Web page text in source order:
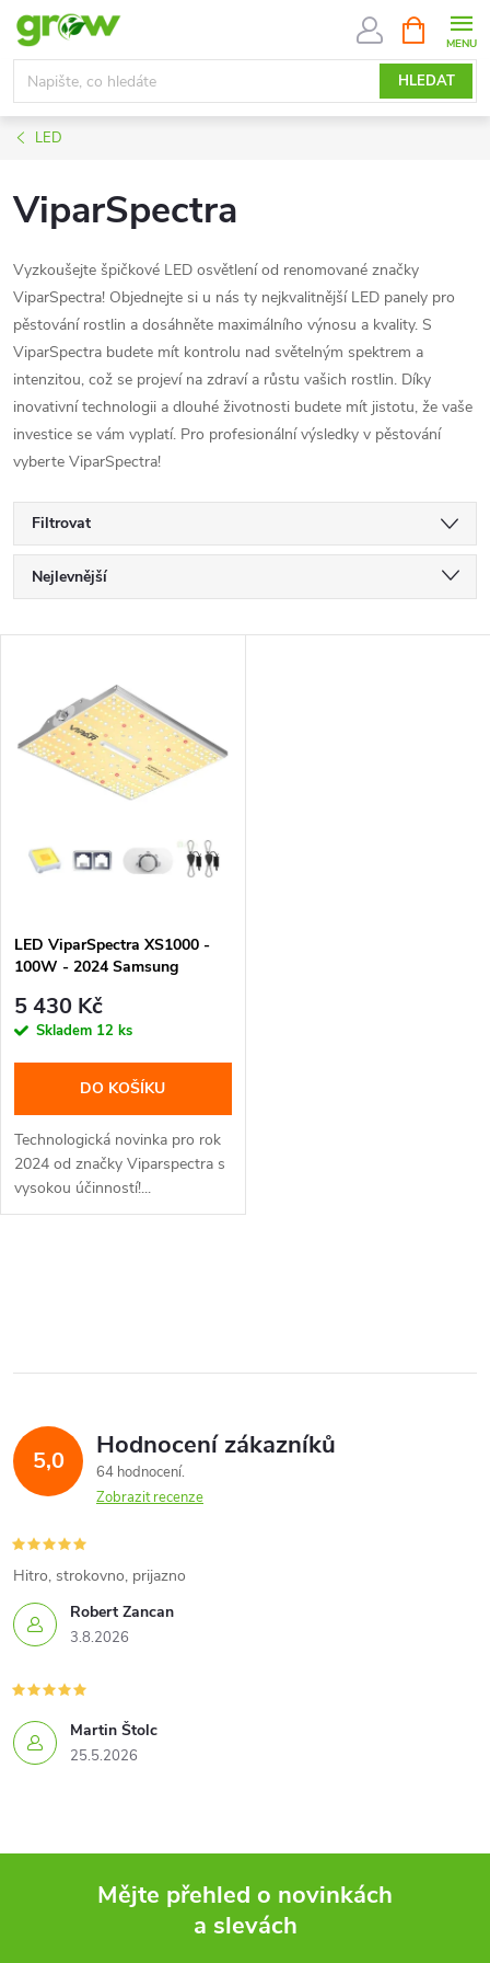
Přejít
obsah
HLEDAT
NÁKUPNÍ
KOŠÍK
LED
ViparSpectra
Vyzkoušejte špičkové LED osvětlení od renomované značky
ViparSpectra! Objednejte si u nás ty nejkvalitnější LED panely pro
pěstování rostlin a dosáhněte maximálního výnosu a kvality. S
ViparSpectra budete mít kontrolu nad světelným spektrem a
intenzitou, což se projeví na zdraví a růstu vašich rostlin. Díky
inovativní technologii a dlouhé životnosti budete mít jistotu, že vaše
investice se vám vyplatí. Pro profesionální výsledky v pěstování
vyberte ViparSpectra!
Filtrovat
Ř
a
e
r
o
d
u
k
Nejlevnější
Abecedně
p
s
p
r
o
u
k
LED ViparSpectra XS1000 -
100W - 2024 Samsung
5 430 Kč
Skladem 12 ks
DO KOŠÍKU
Technologická novinka pro rok
2024 od značky Viparspectra s
vysokou účinností!...
l
d
a
c
í
p
r
v
k
v
5,0 Hodnocení zákazníků
64 hodnocení
Zobrazit recenze
Robert Zancan
3.8.2026
Hitro, strokovno, prijazno
Martin Štolc
25.5.2026
Mějte přehled o novinkách
a slevách